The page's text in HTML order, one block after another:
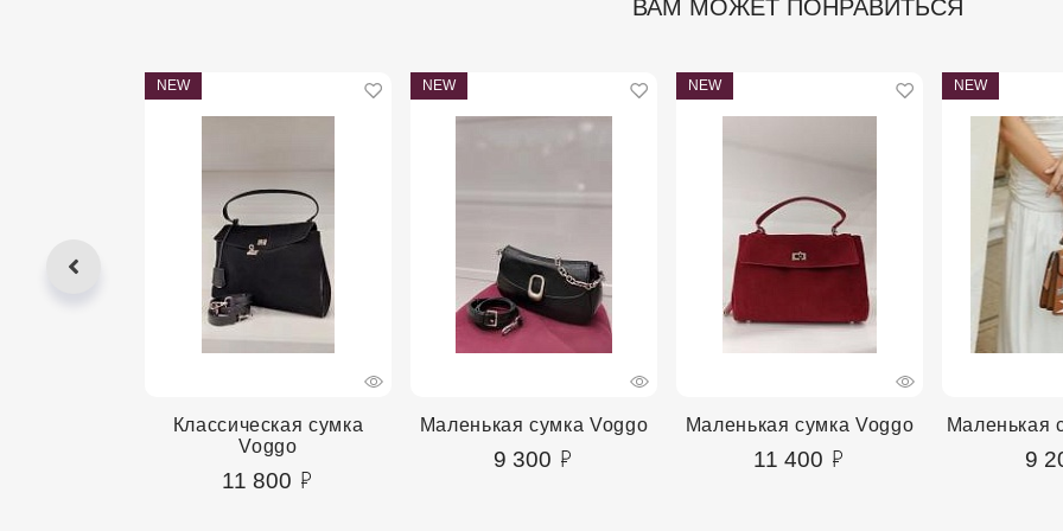
ВАМ МОЖЕТ ПОНРАВИТЬСЯ
NEW
Классическая сумка
Voggo
11 800
NEW
Маленькая сумка Voggo
9 300
NEW
Маленькая сумка Voggo
11 400
NEW
Маленькая
9